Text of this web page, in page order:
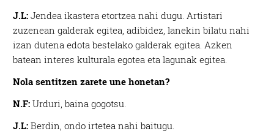
J.L: Jendea ikastera etortzea nahi dugu. Artistari
zuzenean galderak egitea, adibidez, lanekin bilatu nahi
izan dutena edota bestelako galderak egitea. Azken
batean interes kulturala egotea eta lagunak egitea.
Nola sentitzen zarete une honetan?
N.F: Urduri, baina gogotsu.
J.L: Berdin, ondo irtetea nahi baitugu.